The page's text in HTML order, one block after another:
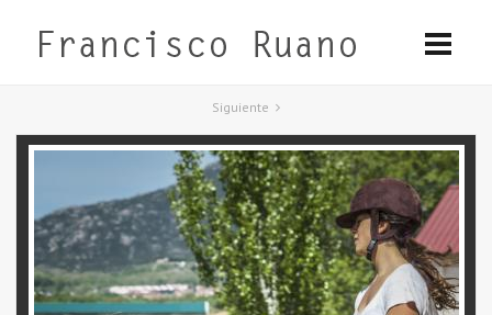
Siguiente